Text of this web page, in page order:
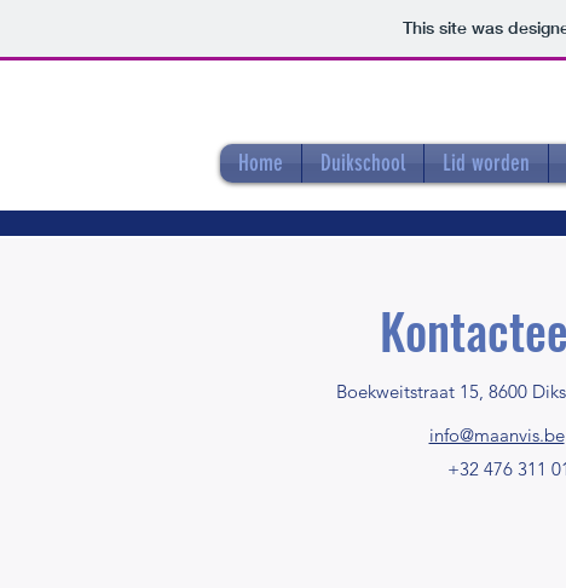
This site was
Home Duikschool Lid worden
Boekweitstraat 15, 8600
+32 476 311
info@maanvis.be